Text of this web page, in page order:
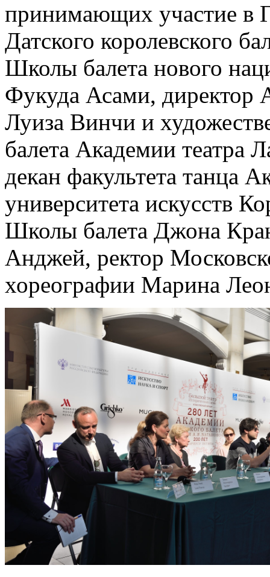
принимающих участие в
Датского королевского
Школы балета нового
Фукуда Асами, директор
Луиза Винчи и
балета Академии театра
декан факультета танца
университета искусств
Школы балета Джона
Анджей, ректор
хореографии Марина